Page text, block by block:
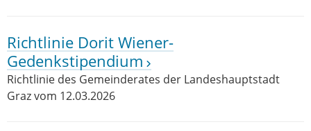
Richtlinie Dorit Wiener-
Gedenkstipendium
Richtlinie des Gemeinderates der Landeshauptstadt
Graz vom 12.03.2026